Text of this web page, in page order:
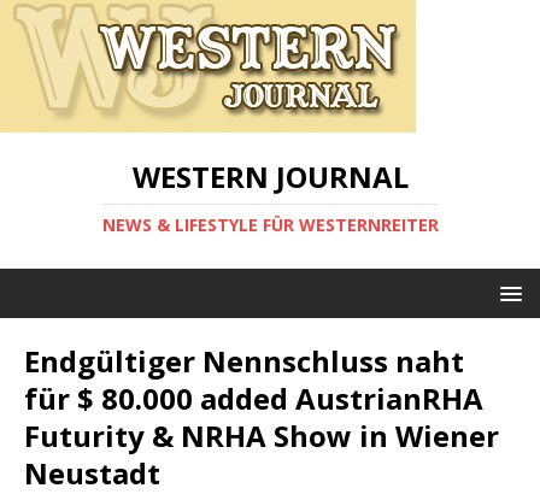
WESTERN JOURNAL
NEWS & LIFESTYLE FÜR WESTERNREITER
Endgültiger Nennschluss naht
für $ 80.000 added AustrianRHA
Futurity & NRHA Show in Wiener
Neustadt